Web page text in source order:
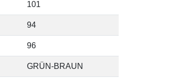
101
94
96
GRÜN-BRAUN